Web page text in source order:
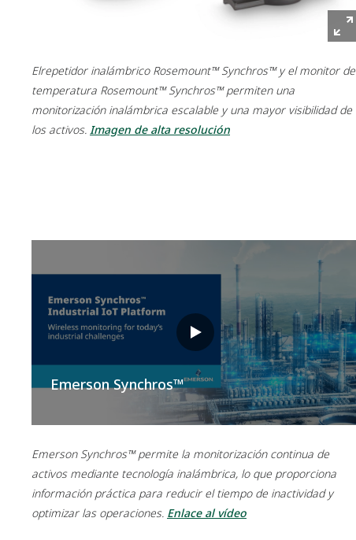
Elrepetidor inalámbrico Rosemount™ Synchros™ y el monitor de
temperatura Rosemount™ Synchros™ permiten una
monitorización inalámbrica escalable y una mayor visibilidad de
los activos. Imagen de alta resolución
Emerson Synchros™
Emerson Synchros™ permite la monitorización continua de
activos mediante tecnología inalámbrica, lo que proporciona
información práctica para reducir el tiempo de inactividad y
optimizar las operaciones. Enlace al vídeo